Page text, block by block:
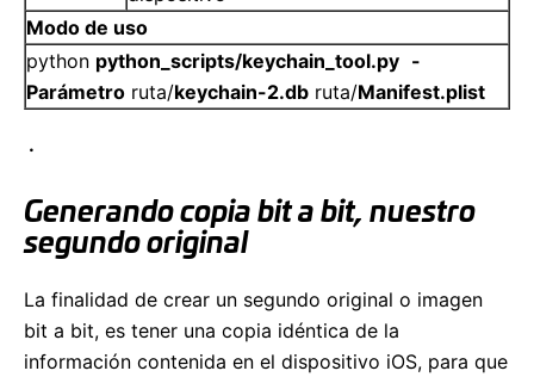
Modo de uso
python python_scripts/keychain_tool.py -
Parámetro ruta/keychain-2.db ruta/Manifest.plist
.
Generando copia bit a bit, nuestro
segundo original
La finalidad de crear un segundo original o imagen
bit a bit, es tener una copia idéntica de la
información contenida en el dispositivo iOS, para que